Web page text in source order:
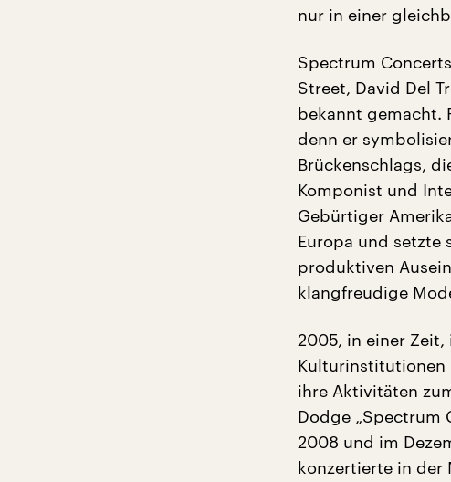
nur in einer
Spectrum
Street, David Del
bekannt gemacht.
denn er
Brückenschlags,
Komponist und
Gebürtiger
Europa und setzte
produktiven
klangfreudige
2005, in einer
Kulturinstitutionen
ihre Aktivitäten
Dodge „Spectrum
2008 und im
konzertierte in der